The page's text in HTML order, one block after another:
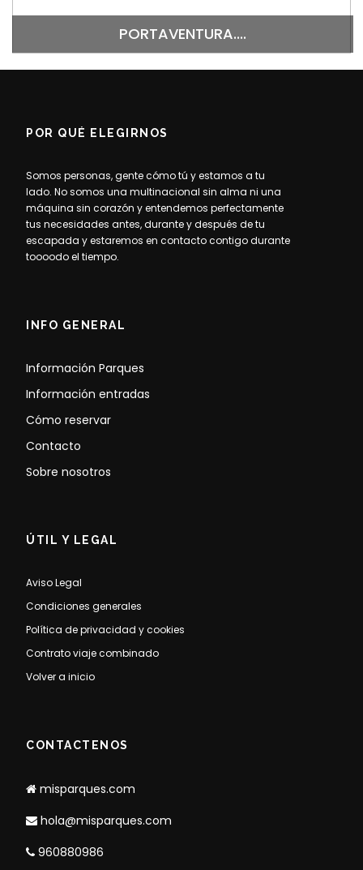
PORTAVENTURA....
POR QUÉ ELEGIRNOS
Somos personas, gente cómo tú y estamos a tu
lado. No somos una multinacional sin alma ni una
máquina sin corazón y entendemos perfectamente
tus necesidades antes, durante y después de tu
escapada y estaremos en contacto contigo durante
toooodo el tiempo.
INFO GENERAL
Información Parques
Información entradas
Cómo reservar
Contacto
Sobre nosotros
ÚTIL Y LEGAL
Aviso Legal
Condiciones generales
Política de privacidad y cookies
Contrato viaje combinado
Volver a inicio
CONTACTENOS
misparques.com
hola@misparques.com
960880986